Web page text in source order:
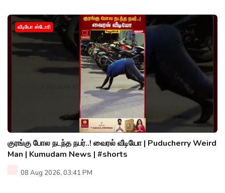
வீடியோ ஸ்டோரி
குரங்கு போல நடந்த நபர்..! வைரல் வீடியோ | Puducherry Weird
Man | Kumudam News | #shorts
08 Aug 2026, 03:41 PM